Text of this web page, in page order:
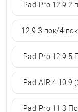
iPad Pro 12.9 2
12.9 3 пок/4
iPad Pro 12.9 5
iPad AIR 4 10.9
iPad Pro 11 3